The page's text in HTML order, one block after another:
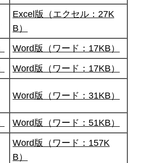
Excel版（エクセル：27K
B）
Word版（ワード：17KB）
Word版（ワード：17KB）
Word版（ワード：31KB）
Word版（ワード：51KB）
Word版（ワード：157K
B）